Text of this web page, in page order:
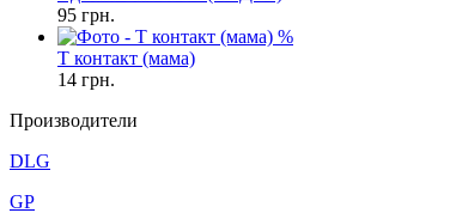
95 грн.
%
Т контакт (мама)
14 грн.
Производители
DLG
GP